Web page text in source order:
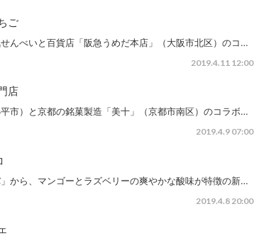
ご
んべいと百貨店「阪急うめだ本店」（大阪市北区）のコ…
2019.4.11 12:00
店
市）と京都の銘菓製造「美十」（京都市南区）のコラボ…
2019.4.9 07:00
から、マンゴーとラズベリーの爽やかな酸味が特徴の新…
2019.4.8 20:00